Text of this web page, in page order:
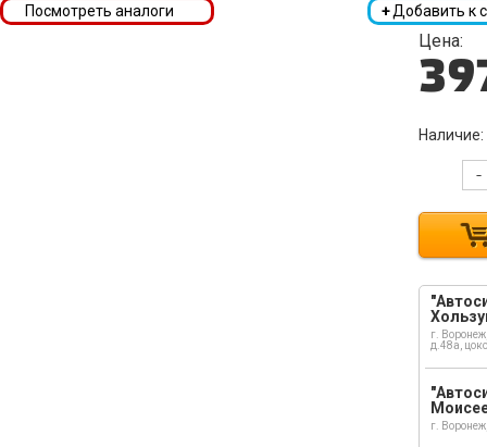
+Добавить к
Посмотреть аналоги
Цена:
Наличие:
-
г.
д.48а,
г.